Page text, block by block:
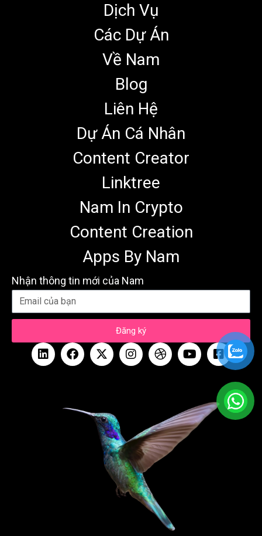
Dịch Vụ
Các Dự Án
Về Nam
Blog
Liên Hệ
Dự Án Cá Nhân
Content Creator
Linktree
Nam In Crypto
Content Creation
Apps By Nam
Nhận thông tin mới của Nam
Đăng ký